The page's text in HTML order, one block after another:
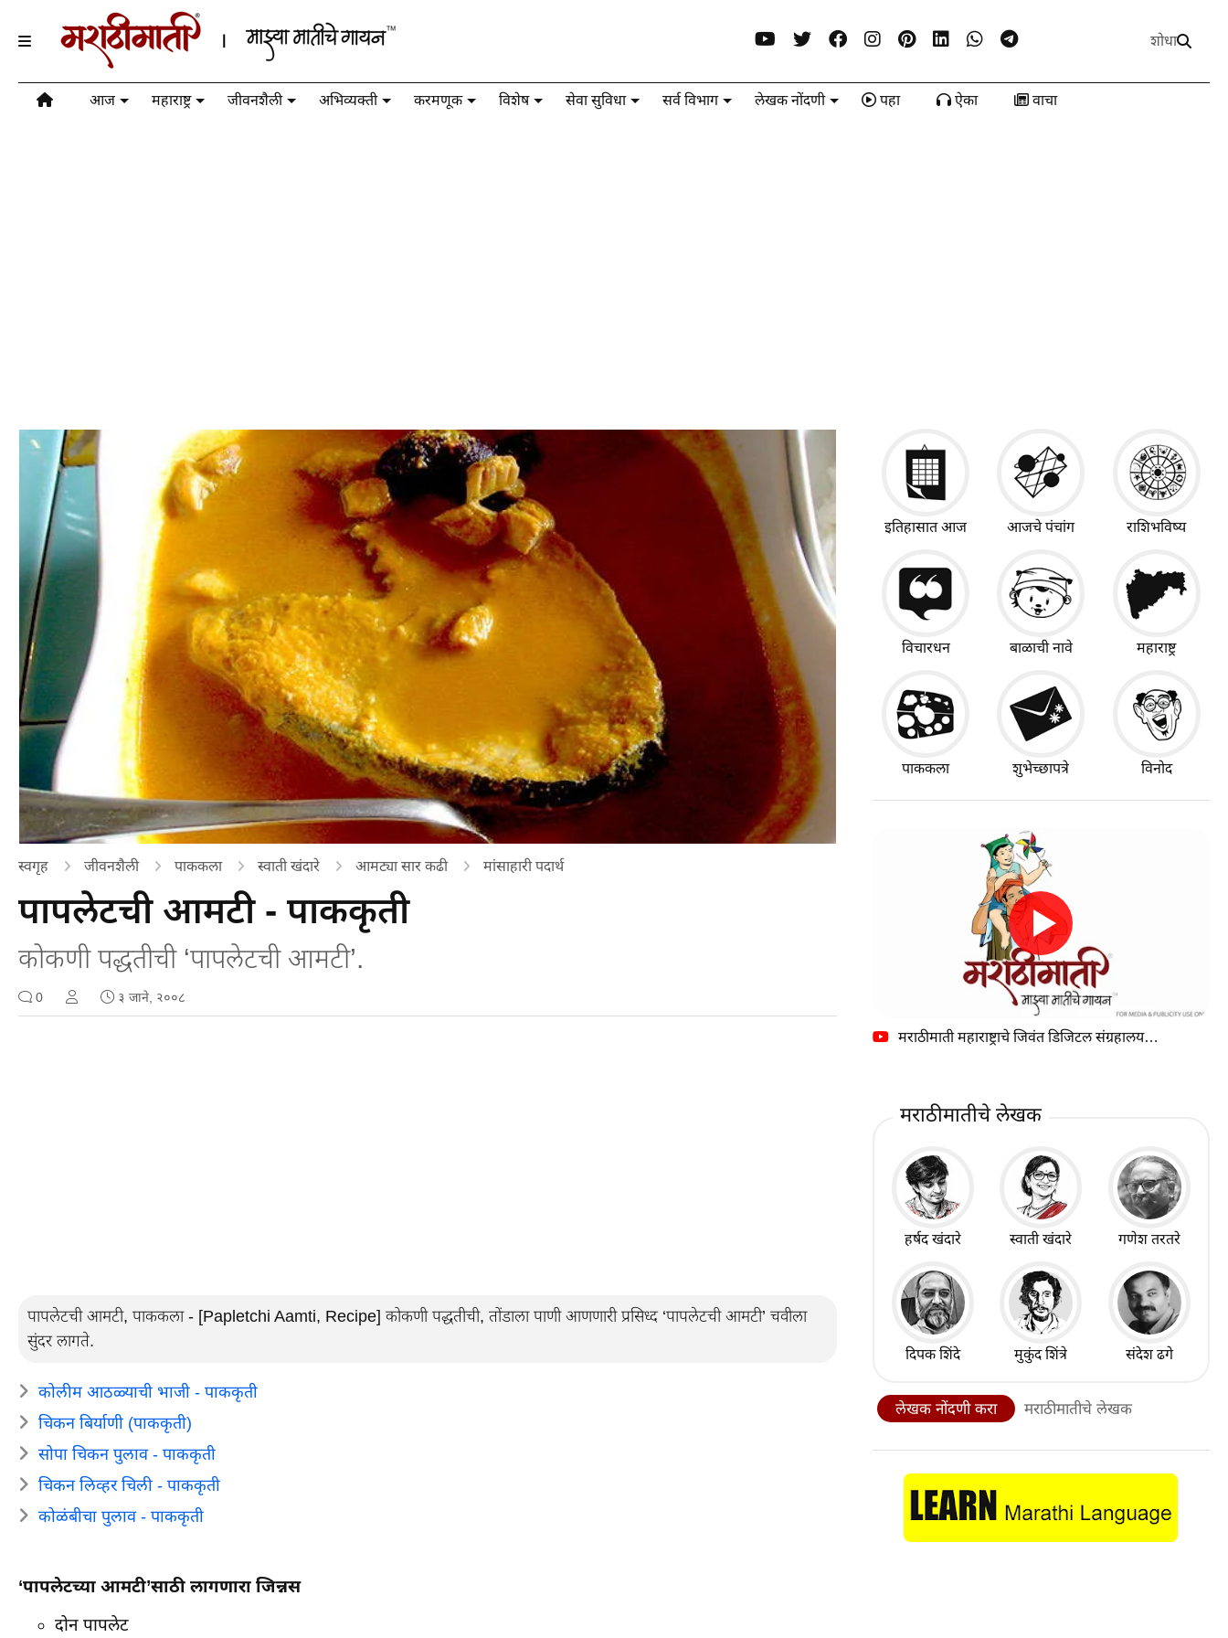
शोधा
आज महाराष्ट्र जीवनशैली अभिव्यक्ती करमणूक विशेष सेवा सुविधा सर्व विभाग लेखक नोंदणी पहा ऐका वाचा
स्वगृह जीवनशैली पाककला स्वाती खंदारे आमट्या सार कढी मांसाहारी पदार्थ
पापलेटची आमटी - पाककृती
कोकणी पद्धतीची ‘पापलेटची आमटी’.
0 ३ जाने, २००८
पापलेटची आमटी, पाककला - [Papletchi Aamti, Recipe] कोकणी पद्धतीची, तोंडाला पाणी आणणारी प्रसिध्द ‘पापलेटची आमटी’ चवीला
सुंदर लागते.
कोलीम आठळ्याची भाजी - पाककृती
चिकन बिर्याणी (पाककृती)
सोपा चिकन पुलाव - पाककृती
चिकन लिव्हर चिली - पाककृती
कोळंबीचा पुलाव - पाककृती
‘पापलेटच्या आमटी’साठी लागणारा जिन्नस
दोन पापलेट
इतिहासात आज आजचे पंचांग राशिभविष्य
विचारधन बाळाची नावे महाराष्ट्र
पाककला शुभेच्छापत्रे विनोद
मराठीमाती महाराष्ट्राचे जिवंत डिजिटल संग्रहालय…
मराठीमातीचे लेखक
हर्षद खंदारे स्वाती खंदारे गणेश तरतरे
दिपक शिंदे मुकुंद शिंत्रे संदेश ढगे
लेखक नोंदणी करा मराठीमातीचे लेखक